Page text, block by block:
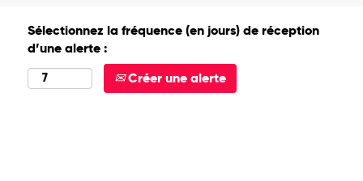
Sélectionnez la fréquence (en jours) de réception
d’une alerte :
Créer une alerte